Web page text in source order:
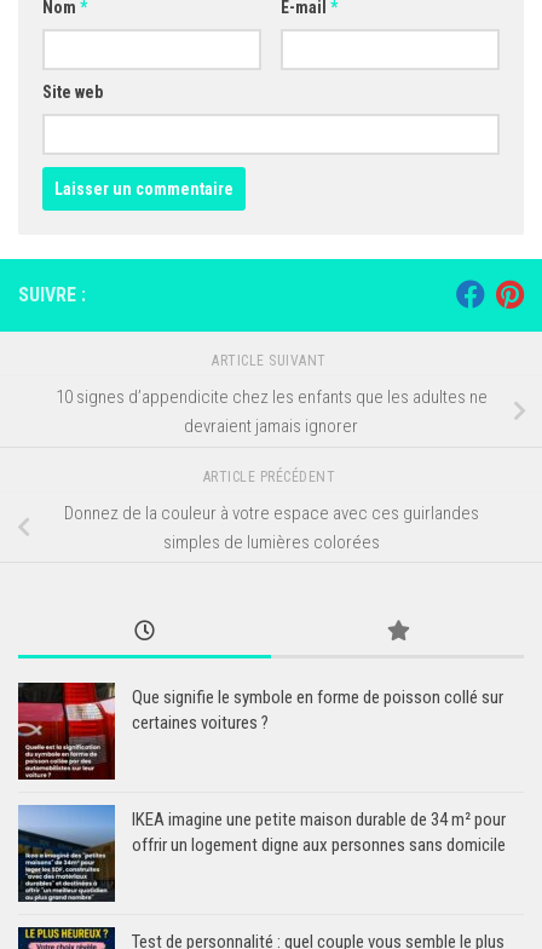
Nom * E-mail *
Site web
SUIVRE :
ARTICLE SUIVANT
10 signes d’appendicite chez les enfants que les adultes ne
devraient jamais ignorer
ARTICLE PRÉCÉDENT
Donnez de la couleur à votre espace avec ces guirlandes
simples de lumières colorées
Que signifie le symbole en forme de poisson collé sur
certaines voitures ?
IKEA imagine une petite maison durable de 34 m² pour
offrir un logement digne aux personnes sans domicile
Test de personnalité : quel couple vous semble le plus